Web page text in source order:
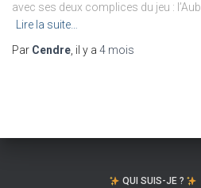
avec ses deux complices du jeu :
Lire la suite…
Par Cendre, il y a 4 mois
QUI SUIS-JE ?